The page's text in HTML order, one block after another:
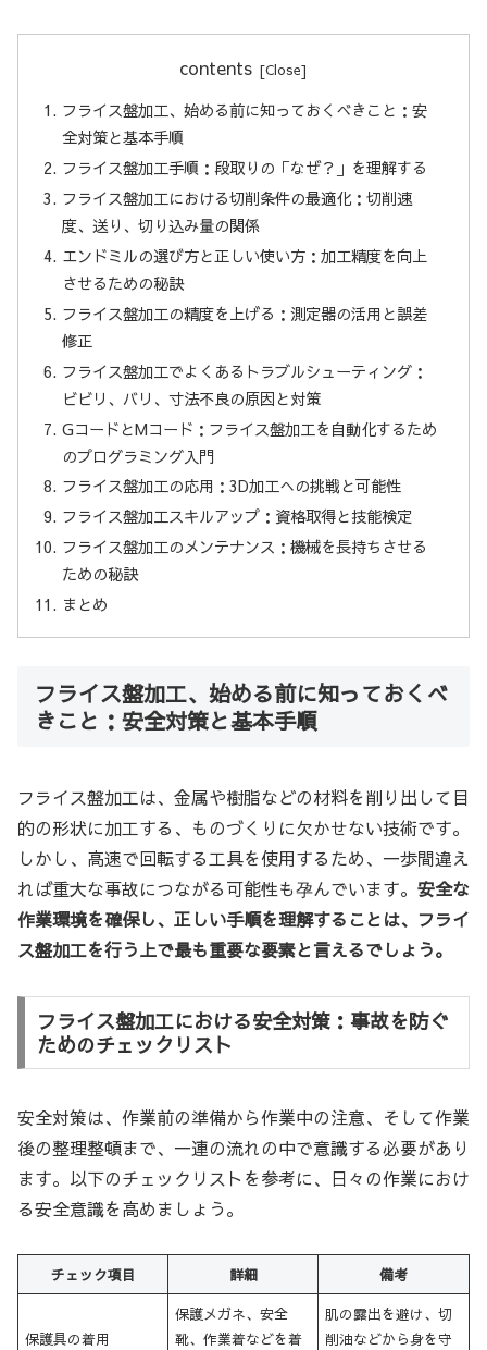
contents
フライス盤加工、始める前に知っておくべきこと：安
全対策と基本手順
フライス盤加工手順：段取りの「なぜ？」を理解する
フライス盤加工における切削条件の最適化：切削速
度、送り、切り込み量の関係
エンドミルの選び方と正しい使い方：加工精度を向上
させるための秘訣
フライス盤加工の精度を上げる：測定器の活用と誤差
修正
フライス盤加工でよくあるトラブルシューティング：
ビビリ、バリ、寸法不良の原因と対策
GコードとMコード：フライス盤加工を自動化するため
のプログラミング入門
フライス盤加工の応用：3D加工への挑戦と可能性
フライス盤加工スキルアップ：資格取得と技能検定
フライス盤加工のメンテナンス：機械を長持ちさせる
ための秘訣
まとめ
フライス盤加工、始める前に知っておくべ
きこと：安全対策と基本手順
フライス盤加工は、金属や樹脂などの材料を削り出して目
的の形状に加工する、ものづくりに欠かせない技術です。
しかし、高速で回転する工具を使用するため、一歩間違え
れば重大な事故につながる可能性も孕んでいます。 安全な
作業環境を確保し、正しい手順を理解することは、フライ
ス盤加工を行う上で最も重要な要素と言えるでしょう。
フライス盤加工における安全対策：事故を防ぐ
ためのチェックリスト
安全対策は、作業前の準備から作業中の注意、そして作業
後の整理整頓まで、一連の流れの中で意識する必要があり
ます。以下のチェックリストを参考に、日々の作業におけ
る安全意識を高めましょう。
チェック項目 詳細 備考
保護具の着用
保護メガネ、安全
靴、作業着などを着
肌の露出を避け、切
削油などから身を守